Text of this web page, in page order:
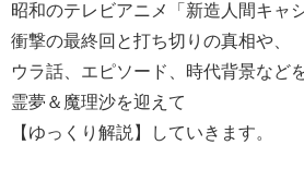
昭和のテレビアニメ「新造人間キャ
衝撃の最終回と打ち切りの真相や、
ウラ話、エピソード、時代背景などを
霊夢＆魔理沙を迎えて
【ゆっくり解説】していきます。